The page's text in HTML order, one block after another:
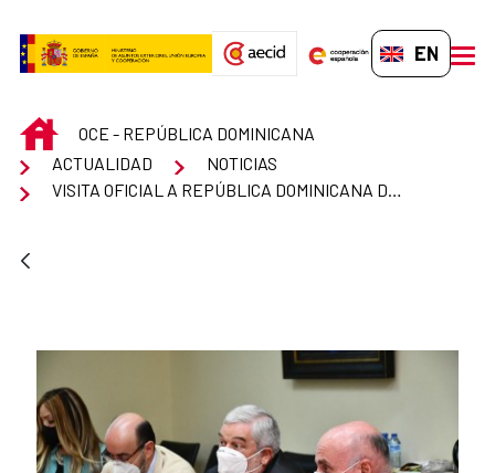
EN-GB
INICIOOCE - REPÚBLICA DOMINICANA
ACTUALIDAD
NOTICIAS